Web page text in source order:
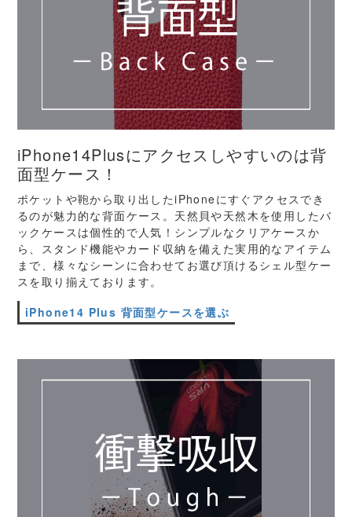
iPhone14Plusにアクセスしやすいのは背
面型ケース！
ポケットや鞄から取り出したiPhoneにすぐアクセスでき
るのが魅力的な背面ケース。天然貝や天然木を使用したバ
ックケースは個性的で人気！シンプルなクリアケースか
ら、スタンド機能やカード収納を備えた実用的なアイテム
まで、様々なシーンに合わせてお選び頂けるシェル型ケー
スを取り揃えております。
iPhone14 Plus 背面型ケースを選ぶ